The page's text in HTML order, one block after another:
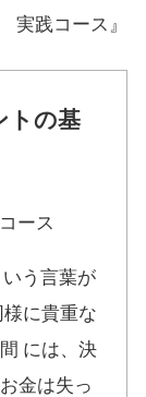
実践コース』
トの基
いう言葉が
に貴重な
には、決
金は失っ